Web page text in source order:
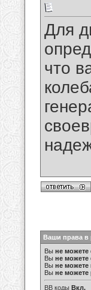
Для
что
Ваши права в
Вы не можете
Вы не можете
Вы не можете
Вы не можете
BB коды Вкл.